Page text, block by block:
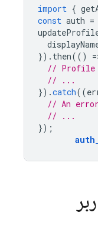
import {
const auth =
}). then(() =
// Profile
// ...
}).catch((
// An
// ...
});